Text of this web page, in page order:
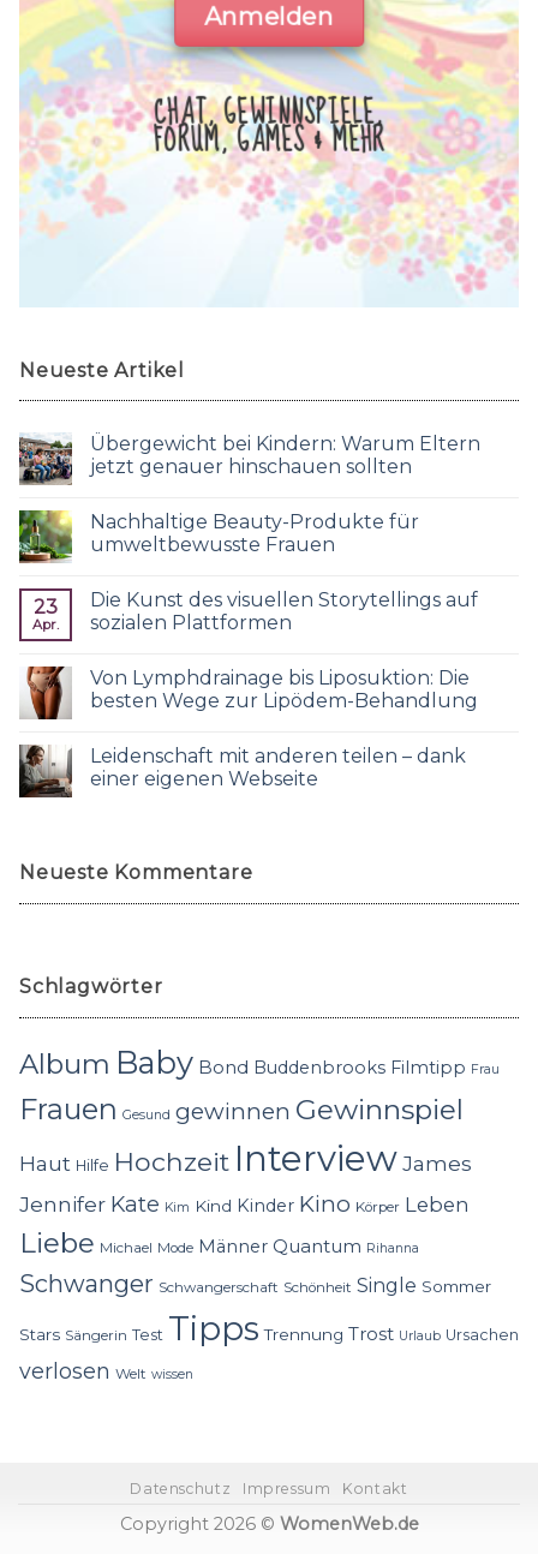
Anmelden
CHAT, GEWINNSPIELE,
FORUM, GAMES & MEHR
Neueste Artikel
Übergewicht bei Kindern: Warum Eltern
jetzt genauer hinschauen sollten
Nachhaltige Beauty-Produkte für
umweltbewusste Frauen
23
Apr.
Die Kunst des visuellen Storytellings auf
sozialen Plattformen
Von Lymphdrainage bis Liposuktion: Die
besten Wege zur Lipödem-Behandlung
Leidenschaft mit anderen teilen – dank
einer eigenen Webseite
Neueste Kommentare
Schlagwörter
Album Baby Bond Buddenbrooks Filmtipp Frau
Frauen Gesund gewinnen Gewinnspiel
Haut Hilfe Hochzeit InterviewJames
Jennifer Kate Kim Kind Kinder Kino Körper Leben
Liebe Michael Mode Männer Quantum Rihanna
Schwanger Schwangerschaft Schönheit Single Sommer
Stars Sängerin Test Tipps Trennung Trost Urlaub Ursachen
verlosen Welt wissen
Datenschutz Impressum Kontakt
Copyright 2026 © WomenWeb.de